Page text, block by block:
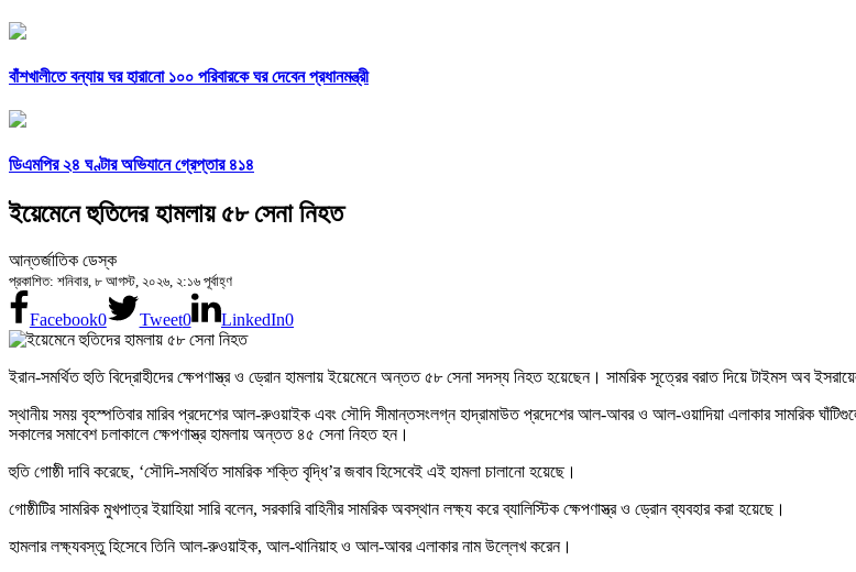
বাঁশখালীতে বন্যায় ঘর হারানো ১০০ পরিবারকে ঘর দেবেন প্রধানমন্ত্রী
ডিএমপির ২৪ ঘণ্টার অভিযানে গ্রেপ্তার ৪১৪
ইয়েমেনে হুতিদের হামলায় ৫৮ সেনা নিহত
আন্তর্জাতিক ডেস্ক
প্রকাশিত: শনিবার, ৮ আগস্ট, ২০২৬, ২:১৬ পূর্বাহ্ণ
Facebook0 Tweet0 LinkedIn0
ইরান-সমর্থিত হুতি বিদ্রোহীদের ক্ষেপণাস্ত্র ও ড্রোন হামলায় ইয়েমেনে অন্তত ৫৮ সেনা সদস্য নিহত হয়েছেন। সামরিক সূত্রের বরাত দিয়ে টাইমস অব
স্থানীয় সময় বৃহস্পতিবার মারিব প্রদেশের আল-রুওয়াইক এবং সৌদি সীমান্তসংলগ্ন হাদ্রামাউত প্রদেশের আল-আবর ও আল-ওয়াদিয়া এলাকার সামরিক
সকালের সমাবেশ চলাকালে ক্ষেপণাস্ত্র হামলায় অন্তত ৪৫ সেনা নিহত হন।
হুতি গোষ্ঠী দাবি করেছে, ‘সৌদি-সমর্থিত সামরিক শক্তি বৃদ্ধি’র জবাব হিসেবেই এই হামলা চালানো হয়েছে।
গোষ্ঠীটির সামরিক মুখপাত্র ইয়াহিয়া সারি বলেন, সরকারি বাহিনীর সামরিক অবস্থান লক্ষ্য করে ব্যালিস্টিক ক্ষেপণাস্ত্র ও ড্রোন ব্যবহার করা হয়েছে।
হামলার লক্ষ্যবস্তু হিসেবে তিনি আল-রুওয়াইক, আল-থানিয়াহ ও আল-আবর এলাকার নাম উল্লেখ করেন।